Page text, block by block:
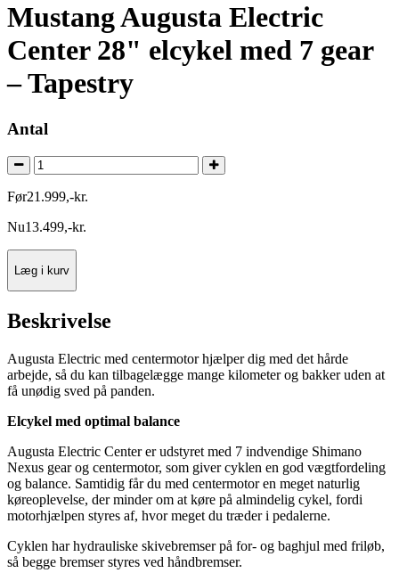
Mustang Augusta Electric
Center 28" elcykel med 7 gear
– Tapestry
Antal
Før21.999,-kr.
Nu13.499,-kr.
Læg i kurv
Beskrivelse
Augusta Electric med centermotor hjælper dig med det hårde
arbejde, så du kan tilbagelægge mange kilometer og bakker uden at
få unødig sved på panden.
Elcykel med optimal balance
Augusta Electric Center er udstyret med 7 indvendige Shimano
Nexus gear og centermotor, som giver cyklen en god vægtfordeling
og balance. Samtidig får du med centermotor en meget naturlig
køreoplevelse, der minder om at køre på almindelig cykel, fordi
motorhjælpen styres af, hvor meget du træder i pedalerne.
Cyklen har hydrauliske skivebremser på for- og baghjul med friløb,
så begge bremser styres ved håndbremser.